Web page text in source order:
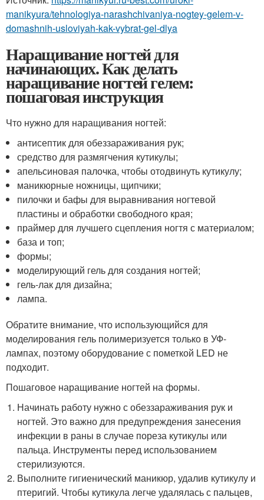
manikyura/tehnologiya-narashchivaniya-nogtey-gelem-v-
domashnih-usloviyah-kak-vybrat-gel-dlya
Наращивание ногтей для
начинающих. Как делать
наращивание ногтей гелем:
пошаговая инструкция
Что нужно для наращивания ногтей:
антисептик для обеззараживания рук;
средство для размягчения кутикулы;
апельсиновая палочка, чтобы отодвинуть кутикулу;
маникюрные ножницы, щипчики;
пилочки и бафы для выравнивания ногтевой
пластины и обработки свободного края;
праймер для лучшего сцепления ногтя с материалом;
база и топ;
формы;
моделирующий гель для создания ногтей;
гель-лак для дизайна;
лампа.
Обратите внимание, что использующийся для
моделирования гель полимеризуется только в УФ-
лампах, поэтому оборудование с пометкой LED не
подходит.
Пошаговое наращивание ногтей на формы.
Начинать работу нужно с обеззараживания рук и
ногтей. Это важно для предупреждения занесения
инфекции в раны в случае пореза кутикулы или
пальца. Инструменты перед использованием
стерилизуются.
Выполните гигиенический маникюр, удалив кутикулу и
птеригий. Чтобы кутикула легче удалялась с пальцев,